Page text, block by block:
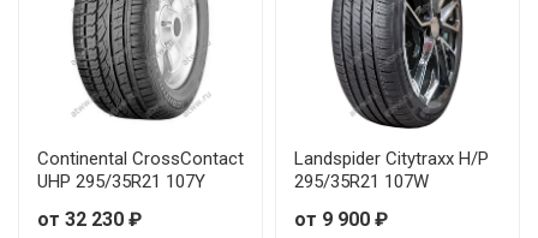
Continental CrossContact
UHP 295/35R21 107Y
от 32 230 ₽
Landspider Citytraxx H/P
295/35R21 107W
от 9 900 ₽